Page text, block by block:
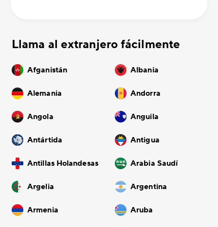
Llama al extranjero fácilmente
Afganistán Albania
Alemania Andorra
Angola Anguila
Antártida Antigua
Antillas Holandesas Arabia Saudí
Argelia Argentina
Armenia Aruba